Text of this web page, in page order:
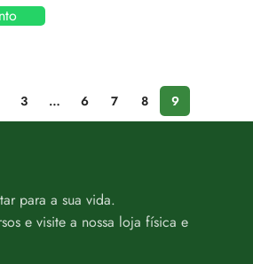
3 … 6 7 8 9
para a sua vida.
e visite a nossa loja física e